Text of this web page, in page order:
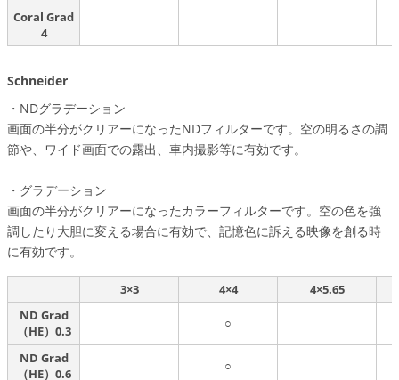
Coral Grad
4
Schneider
・NDグラデーション
画面の半分がクリアーになったNDフィルターです。空の明るさの調
節や、ワイド画面での露出、車内撮影等に有効です。
・グラデーション
画面の半分がクリアーになったカラーフィルターです。空の色を強
調したり大胆に変える場合に有効で、記憶色に訴える映像を創る時
に有効です。
3×3 4×4
4×5.65
ND Grad
（HE）0.3
○
ND Grad
（HE）0.6
○